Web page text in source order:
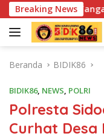
Langsung
ke
konten
Breaking News
Karhutla
Beranda BIDIK86
BIDIK86, NEWS, POLRI
Polresta
Curhat Desa